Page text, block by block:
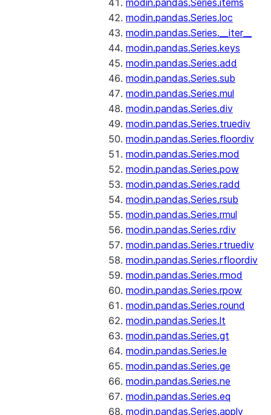
modin.pandas.Series.items
modin.pandas.Series.loc
modin.pandas.Series.__iter__
modin.pandas.Series.keys
modin.pandas.Series.add
modin.pandas.Series.sub
modin.pandas.Series.mul
modin.pandas.Series.div
modin.pandas.Series.truediv
modin.pandas.Series.floordiv
modin.pandas.Series.mod
modin.pandas.Series.pow
modin.pandas.Series.radd
modin.pandas.Series.rsub
modin.pandas.Series.rmul
modin.pandas.Series.rdiv
modin.pandas.Series.rtruediv
modin.pandas.Series.rfloordiv
modin.pandas.Series.rmod
modin.pandas.Series.rpow
modin.pandas.Series.round
modin.pandas.Series.lt
modin.pandas.Series.gt
modin.pandas.Series.le
modin.pandas.Series.ge
modin.pandas.Series.ne
modin.pandas.Series.eq
modin.pandas.Series.apply